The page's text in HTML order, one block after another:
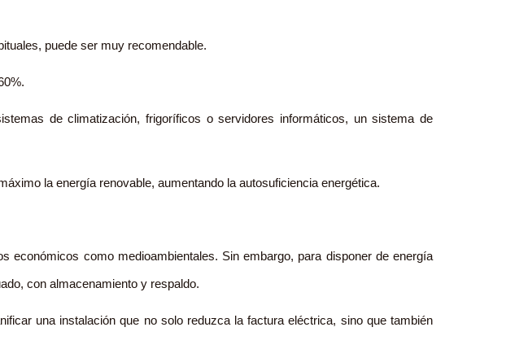
puede ser muy recomendable.
de climatización, frigoríficos o servidores informáticos, un sistema de
la energía renovable, aumentando la autosuficiencia energética.
económicos como medioambientales. Sin embargo, para disponer de energía
con almacenamiento y respaldo.
una instalación que no solo reduzca la factura eléctrica, sino que también